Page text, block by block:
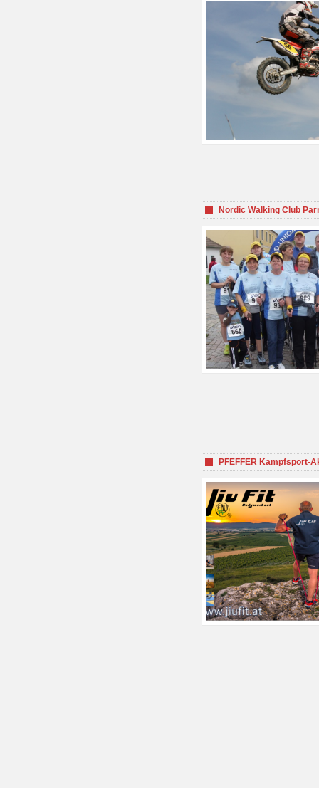
Nordic Walking Club
PFEFFER Kampfsport-